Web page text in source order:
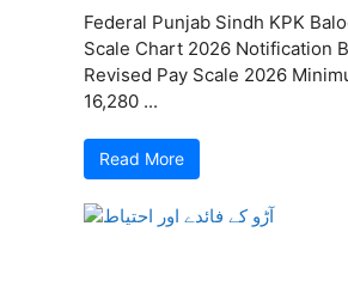
Federal Punjab Sindh KPK
Scale Chart 2026 Notification
Revised Pay Scale 2026
16,280 ...
Read More